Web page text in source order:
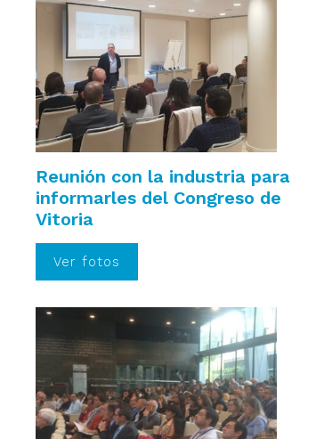
Reunión con la industria para
informarles del Congreso de
Vitoria
Ver fotos